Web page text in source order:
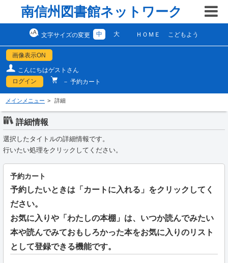
南信州図書館ネットワーク
文字サイズの変更 中 大 ＨＯＭＥ こどもよう
画像表示ON
こんにちはゲストさん
ログイン
－ 予約カート
メインメニュー 詳細
詳細情報
選択したタイトルの詳細情報です。
行いたい処理をクリックしてください。
予約カート
予約したいときは「カートに入れる」をクリックしてく
ださい。
お気に入りや「わたしの本棚」は、いつか読んでみたい
本や読んでみておもしろかった本をお気に入りのリスト
として登録できる機能です。